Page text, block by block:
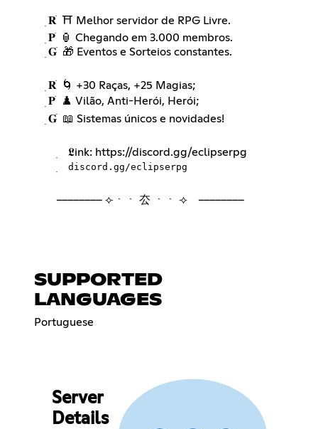
⠀ ׅ 𝐑 ׁ ⛩️ Melhor servidor de RPG Livre.
⠀ ׅ 𝐏 ׁ 🏮 Chegando em 3.000 membros.
⠀ ׅ 𝐆 ׁ 🎁 Eventos e Sorteios constantes.
⠀ ׅ 𝐑 ׁ 🌀 +30 Raças, +25 Magias;
⠀ ׅ 𝐏 ׁ ♟️ Vilão, Anti-Herói, Herói;
⠀ ׅ 𝐆 ׁ 📖 Sistemas únicos e novidades!
⠀ ⠀ ׅ ⠀𝕷ink: https://discord.gg/eclipserpg
discord.gg/eclipserpg
⠀ ⠀ ⟣ㆍㆍ 厺 ㆍㆍ ⟢ ⠀ ⠀
SUPPORTED
LANGUAGES
Portuguese
Server
Details